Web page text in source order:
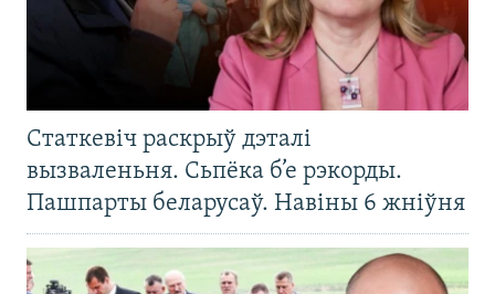
Статкевіч раскрыў дэталі
вызваленьня. Сьпёка б’е рэкорды.
Пашпарты беларусаў. Навіны 6 жніўня